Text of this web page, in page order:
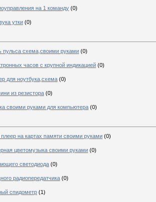
на 1 команду (0)
утки (0)
пульса схема,своими руками (0)
часов с крупной индикацией (0)
для ноутбука,схема (0)
из резистора (0)
своими руками для компьютера (0)
на картах памяти своими руками (0)
цветомузыка своими руками (0)
светодиода (0)
радиопередатчика (0)
спидометр (1)